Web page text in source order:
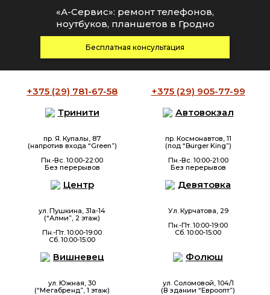
+375 (29) 781-67-58 +375 (29) 905-77-99
Тринити
пр. Я. Купалы, 87
(напротив входа “Green”)
Пн.-Вс. 10:00-22:00
Без перерывов
Автовокзал
пр. Космонавтов, 11
(под “Burger King”)
Пн.-Вс. 10:00-21:00
Без перерывов
Центр
ул. Пушкина, 31а-14
(“Алми”, 2 этаж)
Пн.-Пт. 10:00-19:00
Сб. 10:00-15:00
Девятовка
Ул. Курчатова, 29
Пн.-Пт. 10:00-19:00
Сб. 10:00-15:00
Вишневец
ул. Южная, 30
(“Мегабренд”, 1 этаж)
Фолюш
ул. Соломовой, 104/1
(В здании “Евроопт”)
«А-Сервис»: ремонт телефонов,
ноутбуков, планшетов в Гродно
Бесплатная консультация